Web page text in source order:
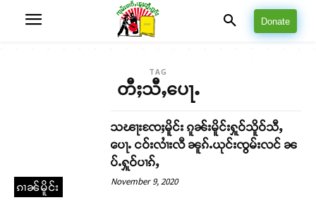
Donate
TAG
တီႈသီႇပေႃႉ
ၵၢၼ်မိူင်း
သၽႃးၸႄႈမိူင်း ၵူၼ်းမိူင်းႁူဝ်သိူဝ်သီႇ
ပေႃႉ ငဝ်းလၢႆးလီ ၼူၵ်ႉယုင်းၸွမ်းလင် ၼ
ပ်ႉႁူဝ်ပၢၵ်ႇ
November 9, 2020